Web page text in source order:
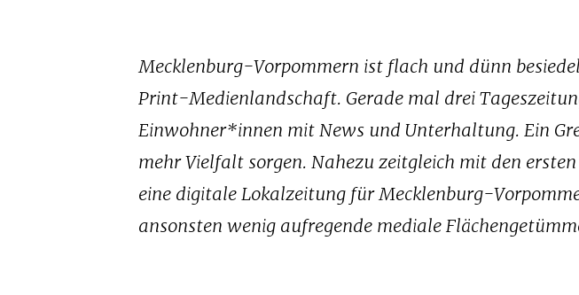
Mecklenburg-Vorpommern ist flach und dünn
Print-Medienlandschaft. Gerade mal drei
Einwohner*innen mit News und Unterhaltung. Ein
mehr Vielfalt sorgen. Nahezu zeitgleich mit den
eine digitale Lokalzeitung für Mecklenburg-
ansonsten wenig aufregende mediale